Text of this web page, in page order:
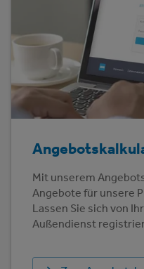
Mit unserem
Angebote für unsere
Lassen Sie sich von
Außendienst